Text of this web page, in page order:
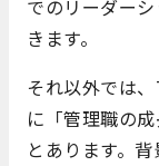
でのリーダー
きます。
それ以外では
に「管理職の
とあります。